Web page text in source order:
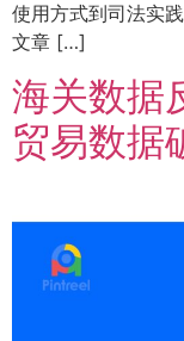
使用方式到司法实
文章 […]
海关数据
贸易数据